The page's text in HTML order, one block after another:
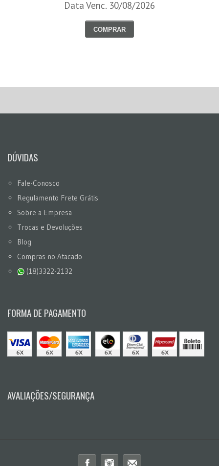
Data Venc. 30/08/2026
COMPRAR
DÚVIDAS
Fale-Conosco
Regulamento Frete Grátis
Sobre a Empresa
Trocas e Devoluções
Blog
Compras no Atacado
(18)3322-2132
FORMA DE PAGAMENTO
AVALIAÇÕES/SEGURANÇA